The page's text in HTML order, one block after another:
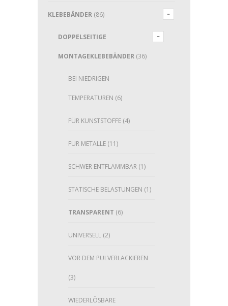
KLEBEBÄNDER (86)
DOPPELSEITIGE
MONTAGEKLEBEBÄNDER (36)
BEI NIEDRIGEN
TEMPERATUREN (6)
FÜR KUNSTSTOFFE (4)
FÜR METALLE (11)
SCHWER ENTFLAMMBAR (1)
STATISCHE BELASTUNGEN (1)
TRANSPARENT (6)
UNIVERSELL (2)
VOR DEM PULVERLACKIEREN
(3)
WIEDERLÖSBARE